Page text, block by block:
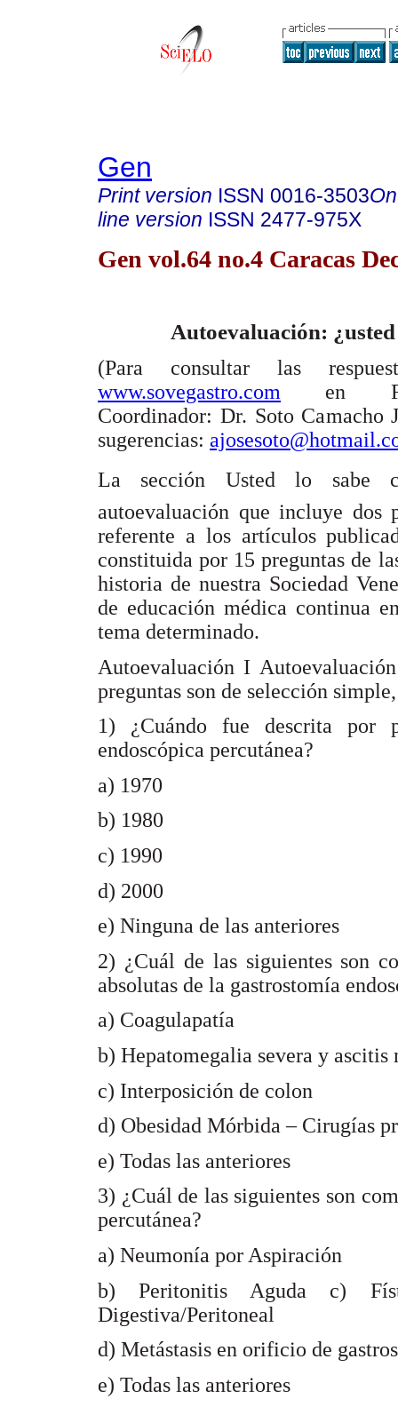
Gen
Print version ISSN 0016-3503
line version ISSN 2477-975X
Gen vol.64 no.4 Caracas
Autoevaluación: ¿usted
(Para consultar las
www.sovegastro.com en
Coordinador: Dr. Soto Camacho
sugerencias:
La sección Usted lo sabe
autoevaluación que incluye dos
referente a los artículos
constituida por 15 preguntas de
historia de nuestra Sociedad
de educación médica continua
tema determinado.
Autoevaluación I
preguntas son de selección
1) ¿Cuándo fue descrita por
endoscópica percutánea?
a) 1970
b) 1980
c) 1990
d) 2000
e) Ninguna de las anteriores
2) ¿Cuál de las siguientes son
absolutas de la gastrostomía
a) Coagulapatía
b) Hepatomegalia severa y ascitis
c) Interposición de colon
d) Obesidad Mórbida – Cirugías
e) Todas las anteriores
3) ¿Cuál de las siguientes son
percutánea?
a) Neumonía por Aspiración
b) Peritonitis Aguda c)
Digestiva/Peritoneal
d) Metástasis en orificio de
e) Todas las anteriores